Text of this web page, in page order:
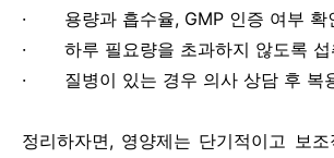
· 용량과 흡수율, GMP 인증 여부 확
· 하루 필요량을 초과하지 않도록 섭
· 질병이 있는 경우 의사 상담 후 복
정리하자면, 영양제는 단기적이고 보